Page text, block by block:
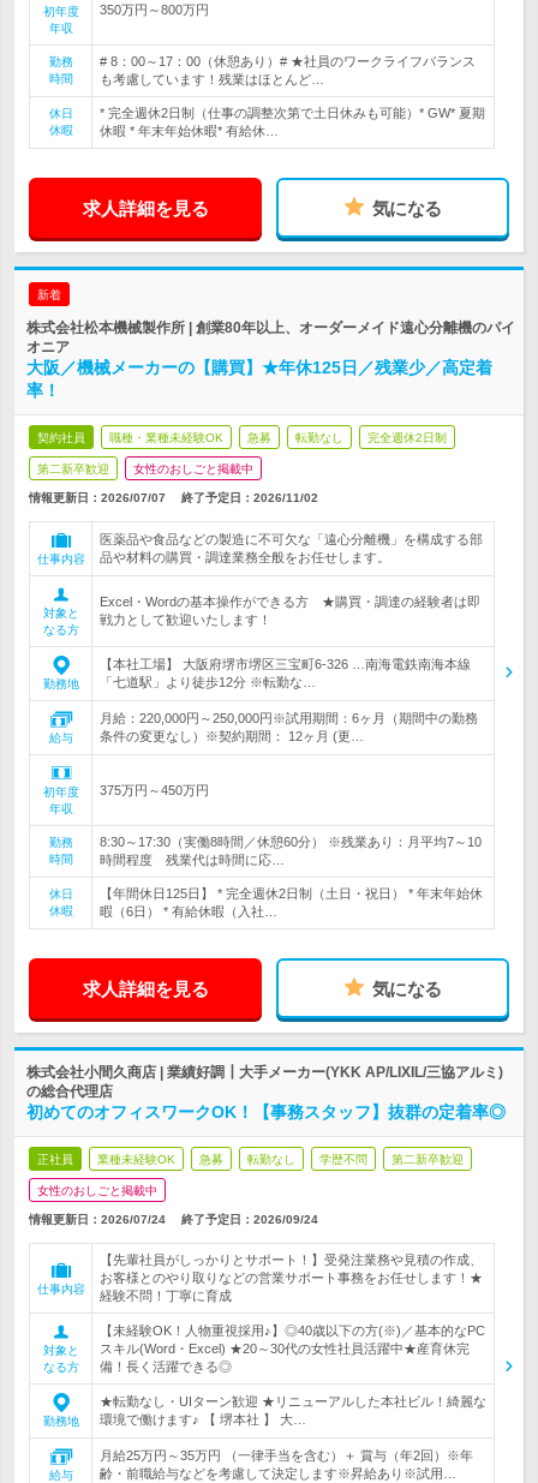
初年度
年収
350万円～800万円
勤務
時間
# 8：00～17：00（休憩あり）# ★社員のワークライフバランス
も考慮しています！残業はほとんど…
休日
休暇
* 完全週休2日制（仕事の調整次第で土日休みも可能）* GW* 夏期
休暇 * 年末年始休暇* 有給休…
求人詳細を見る 気になる
新着
株式会社松本機械製作所 | 創業80年以上、オーダーメイド遠心分離機のパイ
オニア
大阪／機械メーカーの【購買】★年休125日／残業少／高定着
率！
契約社員 職種・業種未経験OK 急募 転勤なし 完全週休2日制
第二新卒歓迎 女性のおしごと掲載中
情報更新日：2026/07/07 終了予定日： 2026/11/02
仕事内容
医薬品や食品などの製造に不可欠な「遠心分離機」を構成する部
品や材料の購買・調達業務全般をお任せします。
対象と
なる方
Excel・Wordの基本操作ができる方 ★購買・調達の経験者は即
戦力として歓迎いたします！
勤務地
【本社工場】 大阪府堺市堺区三宝町6-326 …南海電鉄南海本線
「七道駅」より徒歩12分 ※転勤な…
給与
月給：220,000円～250,000円※試用期間：6ヶ月（期間中の勤務
条件の変更なし）※契約期間： 12ヶ月 (更…
初年度
年収
375万円～450万円
勤務
時間
8:30～17:30（実働8時間／休憩60分） ※残業あり：月平均7～10
時間程度 残業代は時間に応…
休日
休暇
【年間休日125日】 * 完全週休2日制（土日・祝日） * 年末年始休
暇（6日） * 有給休暇（入社…
求人詳細を見る 気になる
株式会社小間久商店 | 業績好調┃大手メーカー(YKK AP/LIXIL/三協アルミ)
の総合代理店
初めてのオフィスワークOK！【事務スタッフ】抜群の定着率◎
正社員 業種未経験OK 急募 転勤なし 学歴不問 第二新卒歓迎
女性のおしごと掲載中
情報更新日：2026/07/24 終了予定日： 2026/09/24
仕事内容
【先輩社員がしっかりとサポート！】受発注業務や見積の作成、
お客様とのやり取りなどの営業サポート事務をお任せします！★
経験不問！丁寧に育成
対象と
なる方
【未経験OK！人物重視採用♪】◎40歳以下の方(※)／基本的なPC
スキル(Word・Excel) ★20～30代の女性社員活躍中★産育休完
備！長く活躍できる◎
勤務地
★転勤なし・UIターン歓迎 ★リニューアルした本社ビル！綺麗な
環境で働けます♪ 【 堺本社 】 大…
給与
月給25万円～35万円 （一律手当を含む）＋ 賞与（年2回）※年
齢・前職給与などを考慮して決定します※昇給あり※試用…